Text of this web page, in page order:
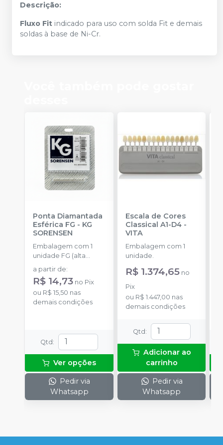
Descrição:
Fluxo Fit indicado para uso com solda Fit e demais
soldas à base de Ni-Cr.
Ponta Diamantada
Esférica FG - KG
SORENSEN
Embalagem com 1
unidade FG (alta
rotação).
a partir de:
R$ 14,73 no Pix
ou R$ 15,50 nas
demais condições
Qtd :
Ver opções
Pedir via
Whatsapp
Escala de Cores
Classical A1-D4-
VITA
Embalagem com 1
unidade.
R$ 1.374,65 no
Pix
ou R$ 1.447,00 nas
demais condições
Qtd :
Adicionar ao
carrinho
Pedir via
Whatsapp